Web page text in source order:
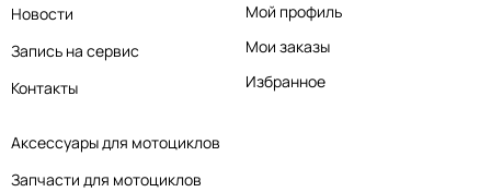
Аксессуары для мотоциклов
Запчасти для мотоциклов
Новости
Запись на сервис
Контакты
Мой профиль
Мои заказы
Избранное